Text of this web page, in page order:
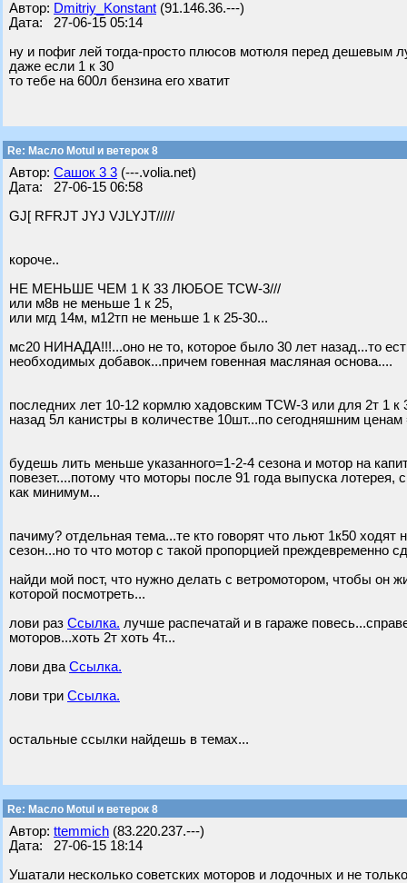
Автор: Dmitriy_Konstant (91.146.36.---)
Дата: 27-06-15 05:14
ну и пофиг лей тогда-просто плюсов мотюля перед дешевым
даже если 1 к 30
то тебе на 600л бензина его хватит
Re: Масло Motul и ветерок 8
Автор: Сашок 3 3 (---.volia.net)
Дата: 27-06-15 06:58
GJ[ RFRJT JYJ VJLYJT/////
короче..
НЕ МЕНЬШЕ ЧЕМ 1 К 33 ЛЮБОЕ TCW-3///
или м8в не меньше 1 к 25,
или мгд 14м, м12тп не меньше 1 к 25-30...
мс20 НИНАДА!!!...оно не то, которое было 30 лет назад...то
необходимых добавок...причем говенная масляная основа....
последних лет 10-12 кормлю хадовским TCW-3 или для 2т 1
назад 5л канистры в количестве 10шт...по сегодняшним
будешь лить меньше указанного=1-2-4 сезона и мотор на
повезет....потому что моторы после 91 года выпуска
как минимум...
пачиму? отдельная тема...те кто говорят что льют 1к50
сезон...но то что мотор с такой пропорцией преждевременно
найди мой пост, что нужно делать с ветромотором, чтобы он
которой посмотреть...
лови раз Ссылка. лучше распечатай и в гараже
моторов...хоть 2т хоть 4т...
лови два Ссылка.
лови три Ссылка.
остальные ссылки найдешь в темах...
Re: Масло Motul и ветерок 8
Автор: ttemmich (83.220.237.---)
Дата: 27-06-15 18:14
Ушатали несколько советских моторов и лодочных и не